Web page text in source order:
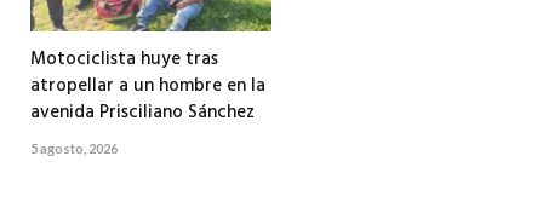
Motociclista huye tras
atropellar a un hombre en la
avenida Prisciliano Sánchez
5 agosto, 2026